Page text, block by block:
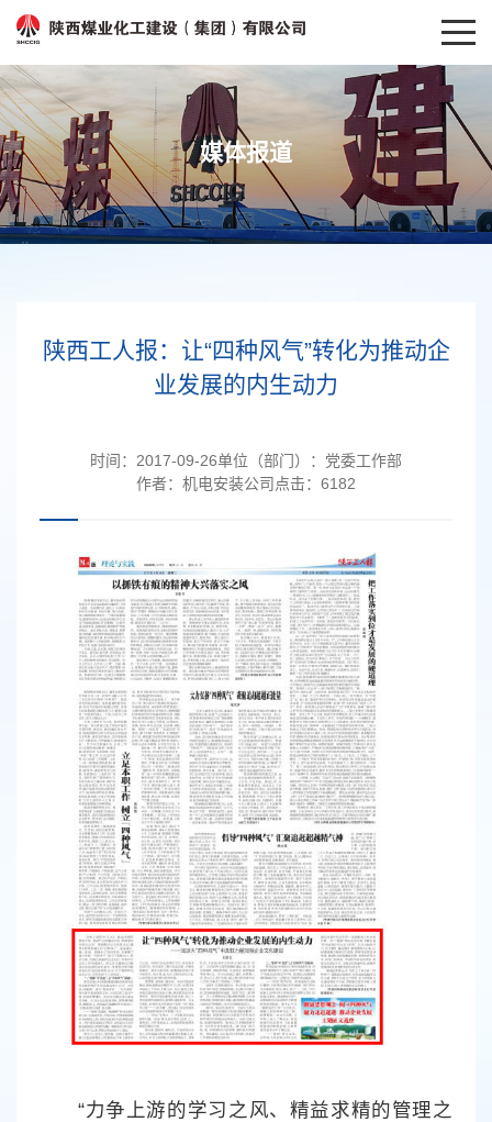
媒体报道
陕西工人报：让“四种风气”转化为推动企
业发展的内生动力
时间： 2017-09-26单位（部门）： 党委工作部
作者： 机电安装公司点击： 6182
“力争上游的学习之风、精益求精的管理之